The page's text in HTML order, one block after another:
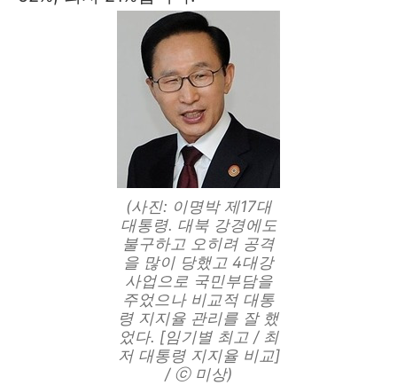
(사진: 이명박 제17대
대통령. 대북 강경에도
불구하고 오히려 공격
을 많이 당했고 4대강
사업으로 국민부담을
주었으나 비교적 대통
령 지지율 관리를 잘 했
었다. [임기별 최고 / 최
저 대통령 지지율 비교]
/ ⓒ 미상)